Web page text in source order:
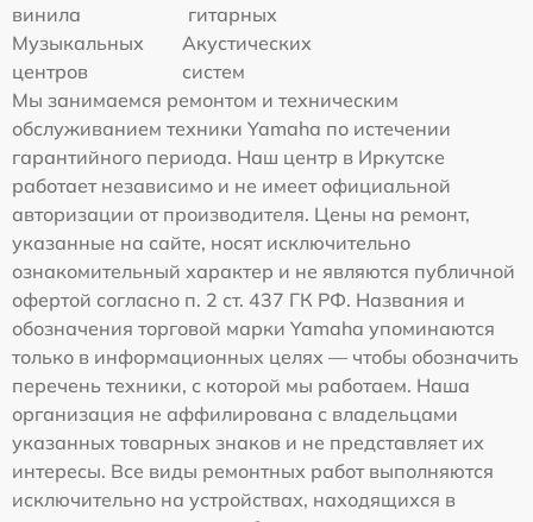
винила
гитарных
Музыкальных
центров
Акустических
систем
Мы занимаемся ремонтом и техническим
обслуживанием техники Yamaha по истечении
гарантийного периода. Наш центр в Иркутске
работает независимо и не имеет официальной
авторизации от производителя. Цены на ремонт,
указанные на сайте, носят исключительно
ознакомительный характер и не являются публичной
офертой согласно п. 2 ст. 437 ГК РФ. Названия и
обозначения торговой марки Yamaha упоминаются
только в информационных целях — чтобы обозначить
перечень техники, с которой мы работаем. Наша
организация не аффилирована с владельцами
указанных товарных знаков и не представляет их
интересы. Все виды ремонтных работ выполняются
исключительно на устройствах, находящихся в